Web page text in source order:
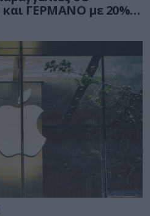
και ΓΕΡΜΑΝΟ με 20%